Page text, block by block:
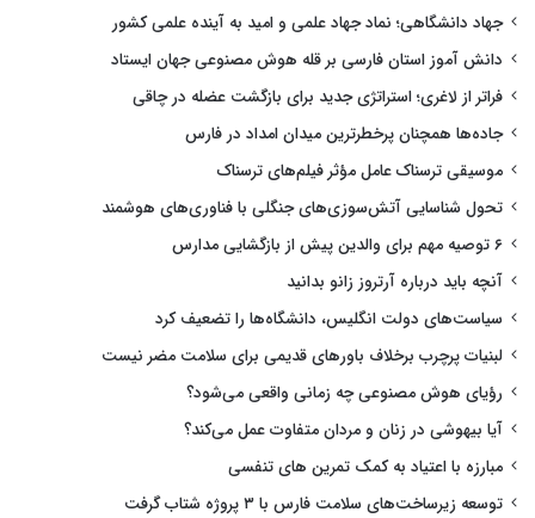
جهاد دانشگاهی؛ نماد جهاد علمی و امید به آینده علمی کشور
دانش آموز استان فارسی بر قله هوش مصنوعی جهان ایستاد
فراتر از لاغری؛ استراتژی جدید برای بازگشت عضله در چاقی
جاده‌ها همچنان پرخطرترین میدان امداد در فارس
موسیقی ترسناک عامل مؤثر فیلم‌های ترسناک
تحول شناسایی آتش‌سوزی‌های جنگلی با فناوری‌های هوشمند
۶ توصیه مهم برای والدین پیش از بازگشایی مدارس
آنچه باید درباره آرتروز زانو بدانید
سیاست‌های دولت انگلیس، دانشگاه‌ها را تضعیف کرد
لبنیات پرچرب برخلاف باورهای قدیمی برای سلامت مضر نیست
رؤیای هوش مصنوعی چه زمانی واقعی می‌شود؟
آیا بیهوشی در زنان و مردان متفاوت عمل می‌کند؟
مبارزه با اعتیاد به کمک تمرین های تنفسی
توسعه زیرساخت‌های سلامت فارس با ۳ پروژه شتاب گرفت